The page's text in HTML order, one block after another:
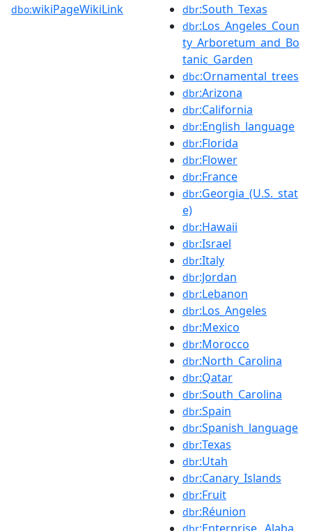
dbo:wikiPageWikiLink dbr:South_Texas
dbr:Los_Angeles_Coun
ty_Arboretum_and_Bo
tanic_Garden
dbc:Ornamental_trees
dbr:Arizona
dbr:California
dbr:English_language
dbr:Florida
dbr:Flower
dbr:France
dbr:Georgia_(U.S._stat
e)
dbr:Hawaii
dbr:Israel
dbr:Italy
dbr:Jordan
dbr:Lebanon
dbr:Los_Angeles
dbr:Mexico
dbr:Morocco
dbr:North_Carolina
dbr:Qatar
dbr:South_Carolina
dbr:Spain
dbr:Spanish_language
dbr:Texas
dbr:Utah
dbr:Canary_Islands
dbr:Fruit
dbr:Réunion